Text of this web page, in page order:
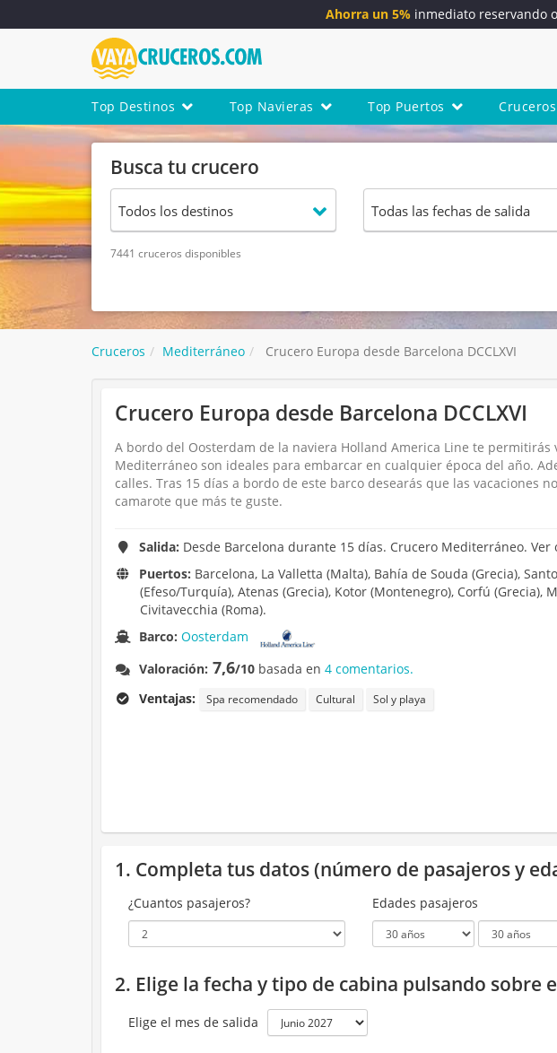
Ahorra un 5%inmediato reservando
Top Destinos Top Navieras Top Puertos
Busca tu crucero
7441 cruceros disponibles
Cruceros Mediterráneo Crucero Europa desde Barcelona DCCLXVI
Crucero Europa desde Barcelona DCCLXVI
A bordo del Oosterdam de la naviera Holland America Line te
Mediterráneo son ideales para embarcar en cualquier época del año.
calles. Tras 15 días a bordo de este barco desearás que las vacaciones
camarote que más te guste.
Salida: Desde Barcelona durante 15 días. Crucero Mediterráneo.
Puertos: Barcelona, La Valletta (Malta), Bahía de Souda (Grecia),
(Efeso/Turquía), Atenas (Grecia), Kotor (Montenegro), Corfú (Grecia),
Civitavecchia (Roma).
Barco:Oosterdam
Valoración: 7,6/10 basada en4 comentarios.
Ventajas:
Spa recomendado Cultural Sol y playa
1. Completa tus datos (número de pasajeros y
¿Cuantos pasajeros? Edades pasajeros
2. Elige la fecha y tipo de cabina pulsando sobre
Elige el mes de salida